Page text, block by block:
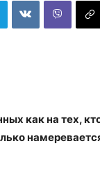
как на тех,